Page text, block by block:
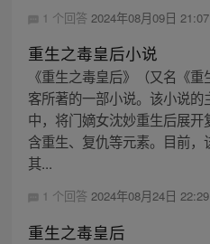
1 个回答 2024年08月09日 21:07
重生之毒皇后小说
《重生之毒皇后》（又名《
客所著的一部小说。该小说
中，将门嫡女沈妙重生后展
含重生、复仇等元素。目前，
其...
1 个回答 2024年08月24日 22:29
重生之毒皇后